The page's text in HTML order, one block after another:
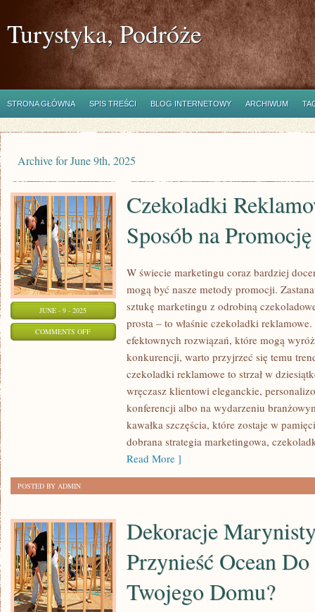
Turystyka, Podróże
STRONA GŁÓWNA SPIS TREŚCI BLOG INTERNETOWY ARCHIWUM
Archive for June 9th, 2025
JUNE - 9 - 2025
COMMENTS OFFON
Czekoladki
Sposób na
W świecie marketingu coraz bardziej
mogą być nasze metody promocji.
sztukę marketingu z odrobiną
prosta – to właśnie czekoladki
efektownych rozwiązań, które mogą
konkurencji, warto przyjrzeć się temu
czekoladki reklamowe to strzał w
wręczasz klientowi eleganckie,
konferencji albo na wydarzeniu
kawałka szczęścia, które zostaje w
dobrana strategia marketingowa,
Read More ]
POSTED BY ADMIN
Dekoracje
Przynieść Ocean
Twojego Domu?